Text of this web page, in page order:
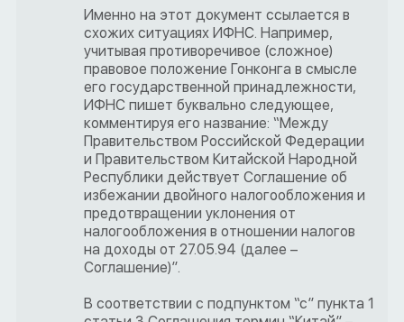
Именно на этот документ ссылается в
схожих ситуациях ИФНС. Например,
учитывая противоречивое (сложное)
правовое положение Гонконга в смысле
его государственной принадлежности,
ИФНС пишет буквально следующее,
комментируя его название: “Между
Правительством Российской Федерации
и Правительством Китайской Народной
Республики действует Соглашение об
избежании двойного налогообложения и
предотвращении уклонения от
налогообложения в отношении налогов
на доходы от 27.05.94 (далее –
Соглашение)”.
В соответствии с подпунктом “с” пункта 1